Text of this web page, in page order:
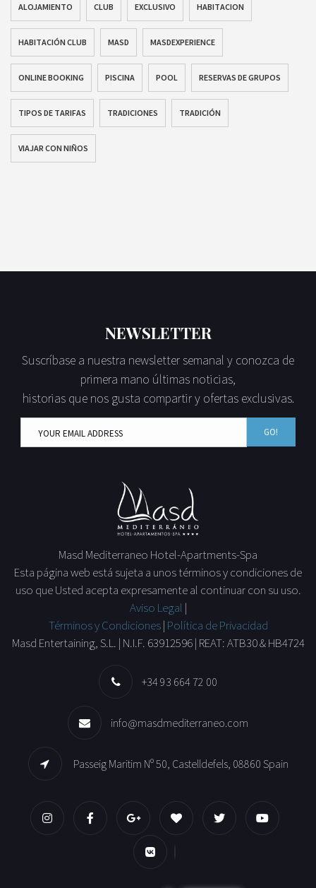
ALOJAMIENTO CLUB EXCLUSIVO HABITACION
HABITACIÓN CLUB MASD MASDEXPERIENCE
ONLINE BOOKING PISCINA POOL RESERVAS DE GRUPOS
TIPOS DE TARIFAS TRADICIONES TRADICIÓN
VIAJAR CON NIÑOS
NEWSLETTER
Suscríbase a nuestra newsletter semanal y conozca de
primera mano últimas noticias,
historias que nos gusta compartir y ofertas exclusivas.
GO!
Masd Mediterraneo Hotel-Apartments-Spa
Esta página web está sujeta a unos términos y condiciones de
uso que Usted acepta expresamente al continuar con su uso.
Aviso Legal |
Términos y Condiciones| Política de Privacidad
Masd Entertaining, S.L. | N.I.F. 63912596 | REAT: ATB30 & HB4724
+34 93 664 72 00
info@masdmediterraneo.com
Passeig Maritim Nº 50, Castelldefels, 08860 Spain